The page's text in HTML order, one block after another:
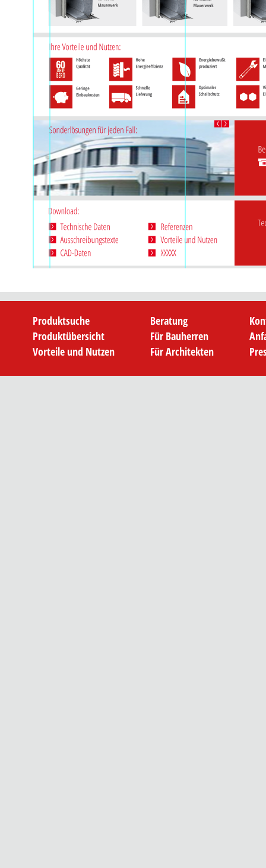
Produktsuche
Produktübersicht
Vorteile und Nutzen
Beratung
Für Bauherren
Für Architekten